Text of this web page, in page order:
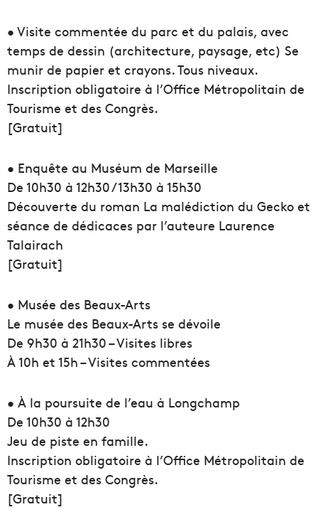
• Visite commentée du parc et du palais, avec
temps de dessin (architecture, paysage, etc) Se
munir de papier et crayons. Tous niveaux.
Inscription obligatoire à l’Office Métropolitain de
Tourisme et des Congrès.
[Gratuit]
• Enquête au Muséum de Marseille
De 10h30 à 12h30 / 13h30 à 15h30
Découverte du roman La malédiction du Gecko et
séance de dédicaces par l’auteure Laurence
Talairach
[Gratuit]
• Musée des Beaux-Arts
Le musée des Beaux-Arts se dévoile
De 9h30 à 21h30 – Visites libres
À 10h et 15h – Visites commentées
• À la poursuite de l’eau à Longchamp
De 10h30 à 12h30
Jeu de piste en famille.
Inscription obligatoire à l’Office Métropolitain de
Tourisme et des Congrès.
[Gratuit]